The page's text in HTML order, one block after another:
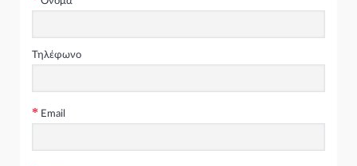
είναι εφικτή η προσαρμογή του στο όχημα ,υπάρχει η
* Επιστροφές χρημάτων γίνονται εφόσον το ανταλλακτικό
κριθεί ελαττωματικό και παραδοθεί στο κατάστημα άρτιο
www.xcar.gr
Τηλέφωνο
Email